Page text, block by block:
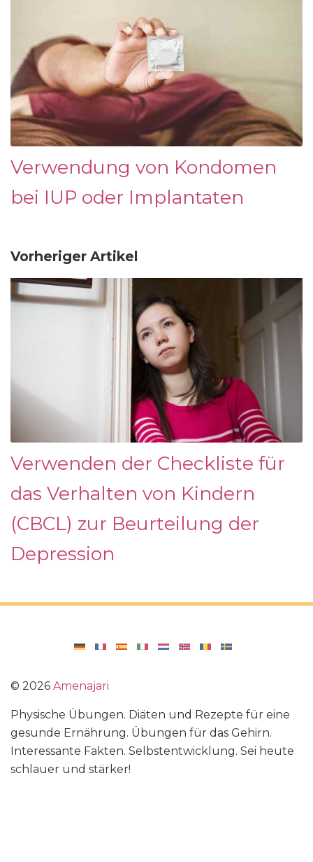
Verwendung von Kondomen
bei IUP oder Implantaten
Vorheriger Artikel
Verwenden der Checkliste für
das Verhalten von Kindern
(CBCL) zur Beurteilung der
Depression
© 2026 Amenajari
Physische Übungen. Diäten und Rezepte für eine
gesunde Ernährung. Übungen für das Gehirn.
Interessante Fakten. Selbstentwicklung. Sei heute
schlauer und stärker!